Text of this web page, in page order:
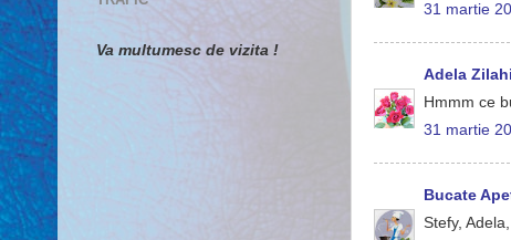
31 martie
Adela Zilahi
Hmmm ce
31 martie
Bucate
Stefy,
Va multumesc de vizita !